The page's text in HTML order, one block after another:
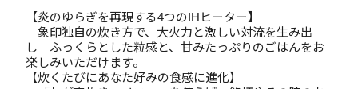
【炎のゆらぎを再現する4つのIHヒーター】
象印独自の炊き方で、大火力と激しい対流を生み出
し ふっくらとした粒感と、甘みたっぷりのごはんをお
楽しみいただけます。
【炊くたびにあなた好みの食感に進化】